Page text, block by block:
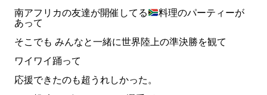
南アフリカの友達が開催してる
料理のパーティーが
あって
そこでも みんなと一緒に世界陸上の準決勝を観て
ワイワイ踊って
応援できたのも超うれしかった。